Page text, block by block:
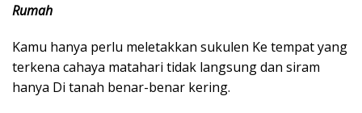
Rumah
Kamu hanya perlu meletakkan sukulen Ke tempat yang
terkena cahaya matahari tidak langsung dan siram
hanya Di tanah benar-benar kering.